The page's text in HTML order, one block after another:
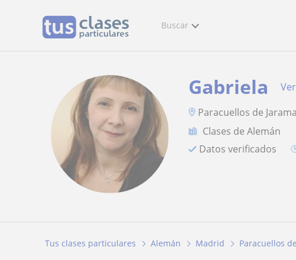
Buscar
Gabriela
Paracuellos de Jarama
Clases de Alemán
Datos verificados
Tus clases particulares Alemán Madrid Paracuellos